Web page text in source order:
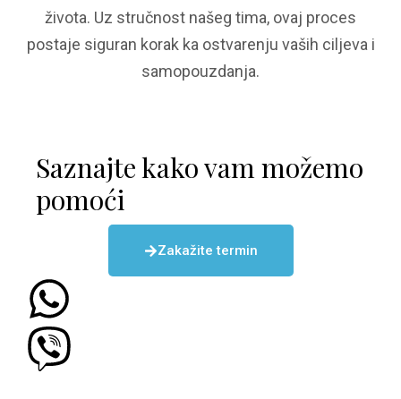
života. Uz stručnost našeg tima, ovaj proces
postaje siguran korak ka ostvarenju vaših ciljeva i
samopouzdanja.
Saznajte kako vam možemo
pomoći
Zakažite termin